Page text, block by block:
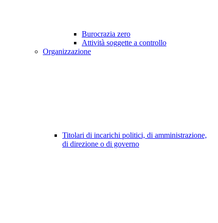
Burocrazia zero
Attività soggette a controllo
Organizzazione
Titolari di incarichi politici, di amministrazione,
di direzione o di governo